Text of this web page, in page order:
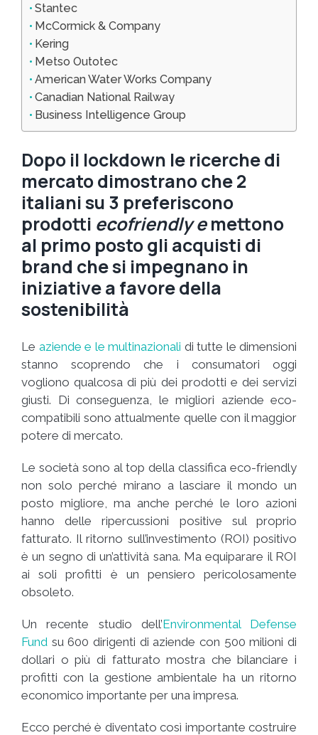
Stantec
McCormick & Company
Kering
Metso Outotec
American Water Works Company
Canadian National Railway
Business Intelligence Group
Dopo il lockdown le ricerche di
mercato dimostrano che 2
italiani su 3 preferiscono
prodotti ecofriendly emettono
al primo posto gli acquisti di
brand che si impegnano in
iniziative a favore della
sostenibilità
Le aziende e le multinazionali di tutte le dimensioni
stanno scoprendo che i consumatori oggi
vogliono qualcosa di più dei prodotti e dei servizi
giusti. Di conseguenza, le migliori aziende eco-
compatibili sono attualmente quelle con il maggior
potere di mercato.
Le società sono al top della classifica eco-friendly
non solo perché mirano a lasciare il mondo un
posto migliore, ma anche perché le loro azioni
hanno delle ripercussioni positive sul proprio
fatturato. Il ritorno sull’investimento (ROI) positivo
è un segno di un’attività sana. Ma equiparare il ROI
ai soli profitti è un pensiero pericolosamente
obsoleto.
Un recente studio dell’Environmental Defense
Fund su 600 dirigenti di aziende con 500 milioni di
dollari o più di fatturato mostra che bilanciare i
profitti con la gestione ambientale ha un ritorno
economico importante per una impresa.
Ecco perché è diventato così importante costruire